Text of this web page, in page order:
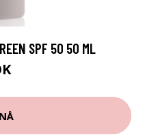
SPF 50 50 ML